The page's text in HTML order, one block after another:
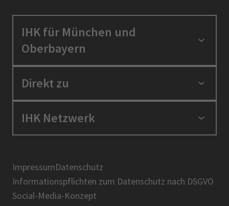
IHK für München und
Oberbayern
Standortpolitik
Berufszugang
Über uns
Direkt zu
Positionen
Presse
IHK-Magazin
IHK Netzwerk
BIHK
DIHK
AHK
ImpressumDatenschutz
Informationspflichten zum Datenschutz nach DSGVO
Social-Media-Konzept